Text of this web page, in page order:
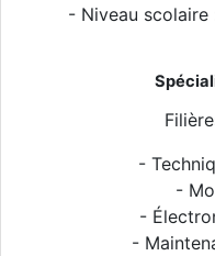
- Niveau scolaire
-
-
-
-